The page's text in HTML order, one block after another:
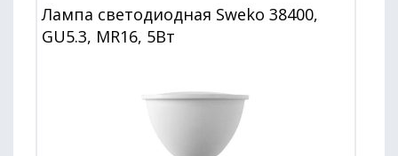
Лампа светодиодная Sweko 38400,
GU5.3, MR16, 5Вт